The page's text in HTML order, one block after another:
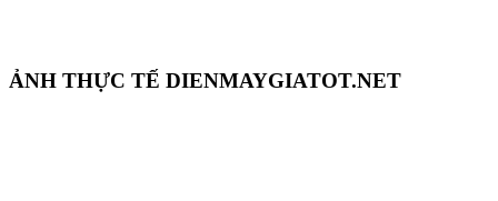
ẢNH THỰC TẾ DIENMAYGIATOT.NET